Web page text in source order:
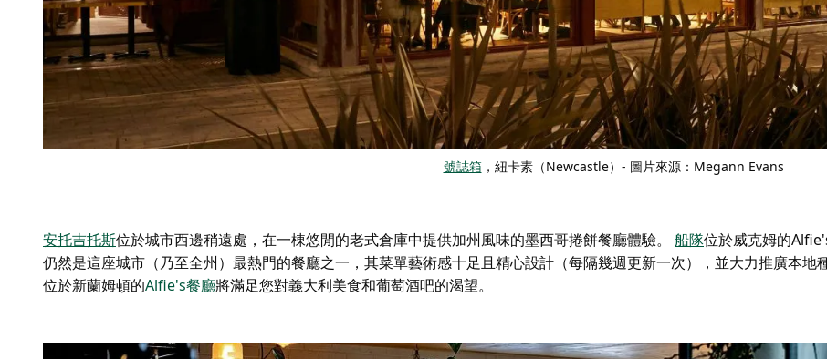
號誌箱，紐卡素（Newcastle）- 圖片來源：Megann Evans
安托吉托斯位於城市西邊稍遠處，在一棟悠閒的老式倉庫中提供加州風味的墨西哥捲餅餐廳體驗。 船隊位於威克姆的
仍然是這座城市（乃至全州）最熱門的餐廳之一，其菜單藝術感十足且精心設計（每隔幾週更新一次），並大力推廣本地種
位於新蘭姆頓的Alfie's餐廳將滿足您對義大利美食和葡萄酒吧的渴望。